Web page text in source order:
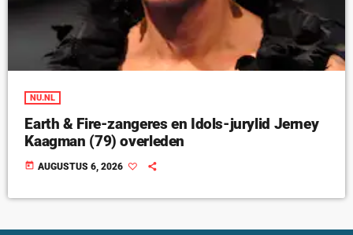
NU.NL
Earth & Fire-zangeres en Idols-jurylid Jerney
Kaagman (79) overleden
today AUGUSTUS 6, 2026